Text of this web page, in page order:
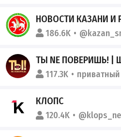
НОВОСТИ КАЗАНИ И
186.6K
ТЫ NE ПОВЕРИШЬ! |
117.3K приватный
КЛОПС
120.4K